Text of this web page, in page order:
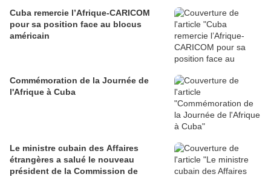
Cuba remercie l’Afrique-CARICOM
pour sa position face au blocus
américain
Commémoration de la Journée de
l'Afrique à Cuba
Le ministre cubain des Affaires
étrangères a salué le nouveau
président de la Commission de